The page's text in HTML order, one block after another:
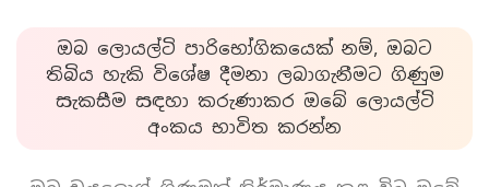
ඔබ ලොයල්ටි පාරිභෝගිකයෙක් නම්, ඔබට
තිබිය හැකි විශේෂ දීමනා ලබාගැනීමට ගිණුම
සැකසීම සඳහා කරුණාකර ඔබේ ලොයල්ටි
අංකය භාවිත කරන්න